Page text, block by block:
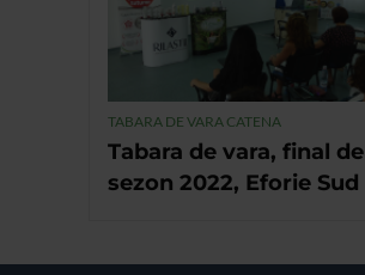
TABARA DE VARA CATENA
Tabara de vara, final de
sezon 2022, Eforie Sud